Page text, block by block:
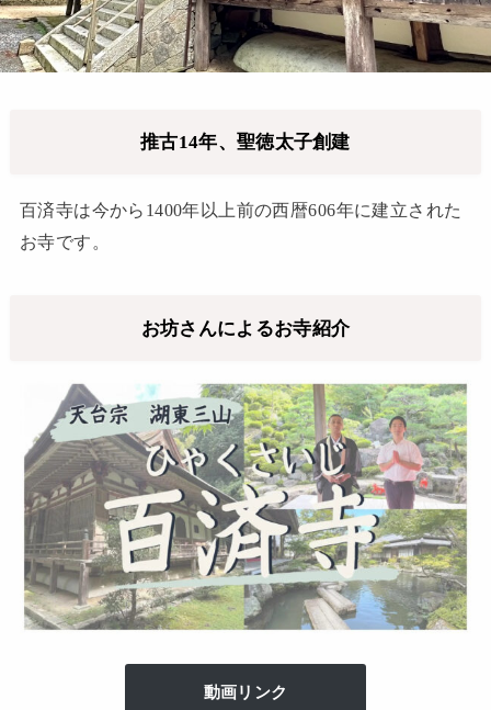
推古14年、聖徳太子創建
百済寺は今から1400年以上前の西暦606年に建立された
お寺です。
お坊さんによるお寺紹介
動画リンク